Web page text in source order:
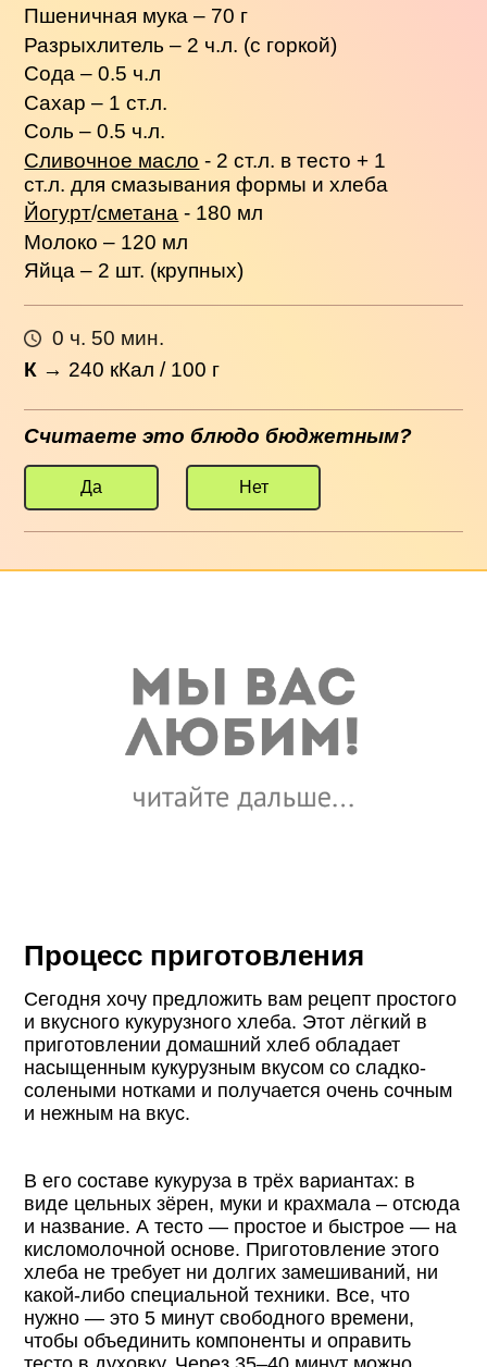
Пшеничная мука – 70 г
Разрыхлитель – 2 ч.л. (с горкой)
Сода – 0.5 ч.л
Сахар – 1 ст.л.
Соль – 0.5 ч.л.
Сливочное масло - 2 ст.л. в тесто + 1
ст.л. для смазывания формы и хлеба
Йогурт/сметана - 180 мл
Молоко – 120 мл
Яйца – 2 шт. (крупных)
0 ч. 50 мин.
К → 240 кКал / 100 г
Считаете это блюдо бюджетным?
Да Нет
Процесс приготовления
Сегодня хочу предложить вам рецепт простого
и вкусного кукурузного хлеба. Этот лёгкий в
приготовлении домашний хлеб обладает
насыщенным кукурузным вкусом со сладко-
солеными нотками и получается очень сочным
и нежным на вкус.
В его составе кукуруза в трёх вариантах: в
виде цельных зёрен, муки и крахмала – отсюда
и название. А тесто — простое и быстрое — на
кисломолочной основе. Приготовление этого
хлеба не требует ни долгих замешиваний, ни
какой-либо специальной техники. Все, что
нужно — это 5 минут свободного времени,
чтобы объединить компоненты и оправить